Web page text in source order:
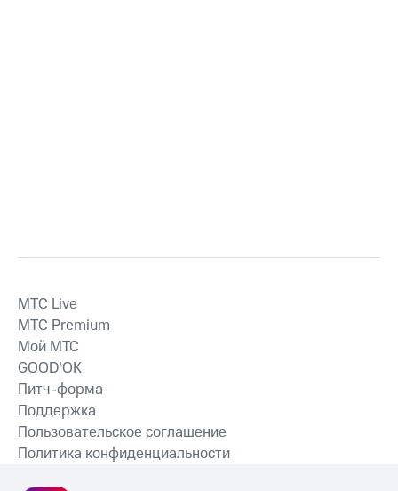
MTС Live
MTС Premium
Мой МТС
GOOD’OK
Питч-форма
Поддержка
Пользовательское соглашение
Политика конфиденциальности